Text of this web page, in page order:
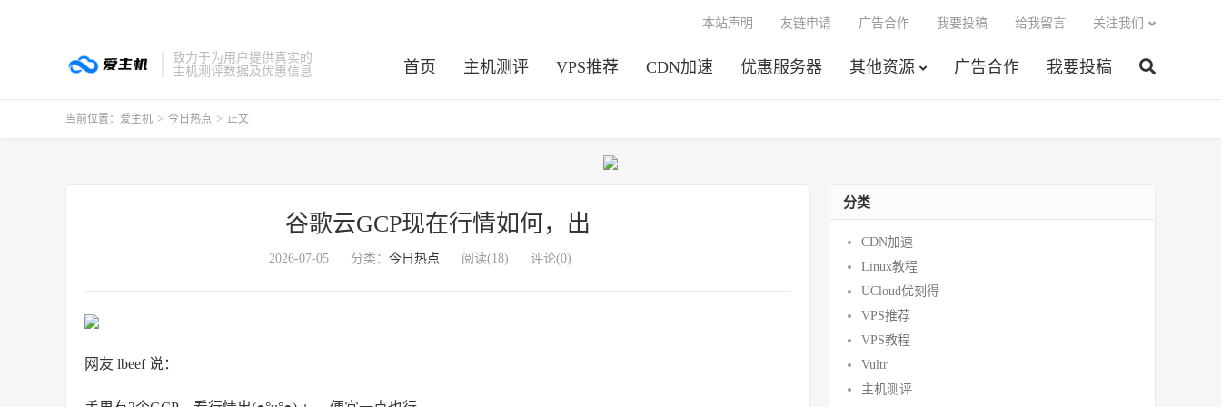
致力于为用户提供真实的
主机测评数据及优惠信息
首页 主机测评 VPS推荐 CDN加速 优惠服务器 其他资源 广告合作 我要投稿
本站声明 友链申请 广告合作 我要投稿 给我留言 关注我们
当前位置： 爱主机 > 今日热点 > 正文
谷歌云GCP现在行情如何，出
2026-07-05 分类： 今日热点 阅读(18) 评论(0)
网友 lbeef 说：
分类
CDN加速
Linux教程
UCloud优刻得
VPS推荐
VPS教程
Vultr
主机测评